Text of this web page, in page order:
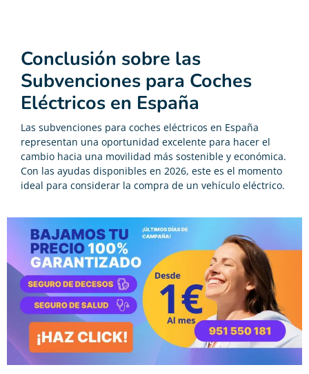
Conclusión sobre las
Subvenciones para Coches
Eléctricos en España
Las subvenciones para coches eléctricos en España
representan una oportunidad excelente para hacer el
cambio hacia una movilidad más sostenible y económica.
Con las ayudas disponibles en 2026, este es el momento
ideal para considerar la compra de un vehículo eléctrico.